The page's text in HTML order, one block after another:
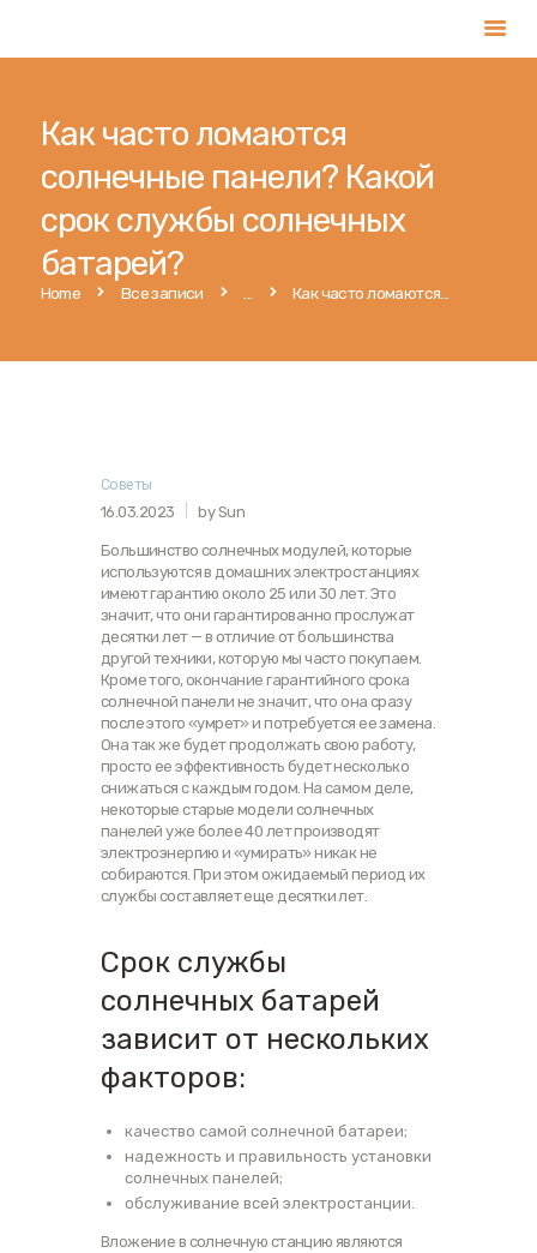
Как часто ломаются
солнечные панели? Какой
срок службы солнечных
батарей?
Home Все записи Как часто ломаются...
Главная
Услуги
Магазин
Публикации
Контакты
Советы
16.03.2023 by Sun
Большинство солнечных модулей, которые
используются в домашних электростанциях
имеют гарантию около 25 или 30 лет. Это
значит, что они гарантированно прослужат
десятки лет — в отличие от большинства
другой техники, которую мы часто покупаем.
Кроме того, окончание гарантийного срока
солнечной панели не значит, что она сразу
после этого «умрет» и потребуется ее замена.
Она так же будет продолжать свою работу,
просто ее эффективность будет несколько
снижаться с каждым годом. На самом деле,
некоторые старые модели солнечных
панелей уже более 40 лет производят
электроэнергию и «умирать» никак не
собираются. При этом ожидаемый период их
службы составляет еще десятки лет.
Срок службы
солнечных батарей
зависит от нескольких
факторов:
качество самой солнечной батареи;
надежность и правильность установки
солнечных панелей;
обслуживание всей электростанции.
Вложение в солнечную станцию являются